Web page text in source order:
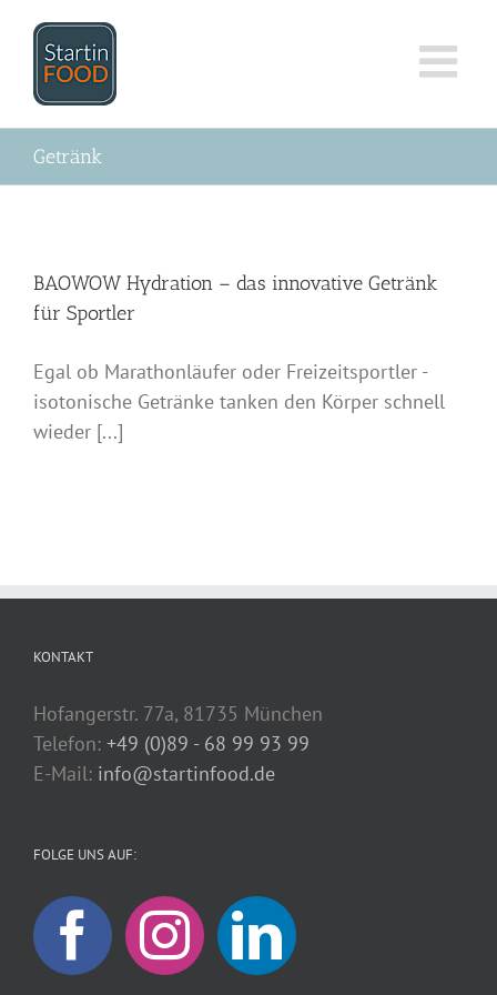
Inhalt
springen
Getränk
BAOWOW Hydration – das innovative Getränk
für Sportler
Egal ob Marathonläufer oder Freizeitsportler -
isotonische Getränke tanken den Körper schnell
wieder [...]
KONTAKT
Hofangerstr. 77a, 81735 München
Telefon: +49 (0)89 - 68 99 93 99
E-Mail: info@startinfood.de
FOLGE UNS AUF: